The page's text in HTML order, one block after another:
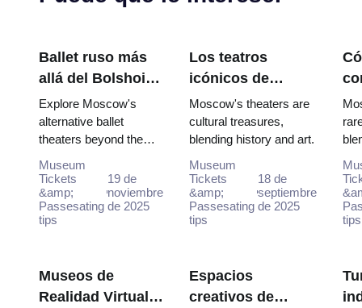
Ballet ruso más
allá del Bolshoi:
teatros
alternativos en
Moscú
Explore Moscow's
alternative ballet
theaters beyond the
interpretations and
unique dance
experiences.
Museum
Tickets
&amp;
Passesating
tips
19 de
noviembre
de 2025
Los teatros
icónicos de
Moscú más allá
del Bolshói
Moscow's theaters are
cultural treasures,
blending history and art.
Museum
Tickets
&amp;
Passesating
tips
18 de
septiembre
de 2025
y
its
tips
Museos de
Realidad Virtual
Espacios
creativos de